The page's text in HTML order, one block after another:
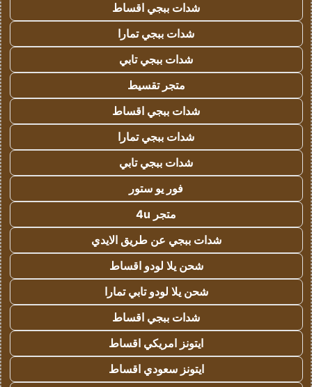
شدات ببجي اقساط
شدات ببجي تمارا
شدات ببجي تابي
متجر تقسيط
شدات ببجي اقساط
شدات ببجي تمارا
شدات ببجي تابي
فور يو ستور
متجر 4u
شدات ببجي عن طريق الايدي
شحن يلا لودو اقساط
شحن يلا لودو تابي تمارا
شدات ببجي اقساط
ايتونز امريكي اقساط
ايتونز سعودي اقساط